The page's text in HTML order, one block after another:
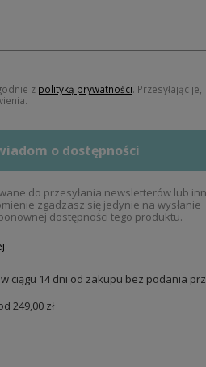
z polityką prywatności. Przesyłając je,
o dostępności
do przesyłania newsletterów lub
zgadzasz się jedynie na wysłanie
dostępności tego produktu.
ciągu 14dni od zakupu bez podania
249,00 zł